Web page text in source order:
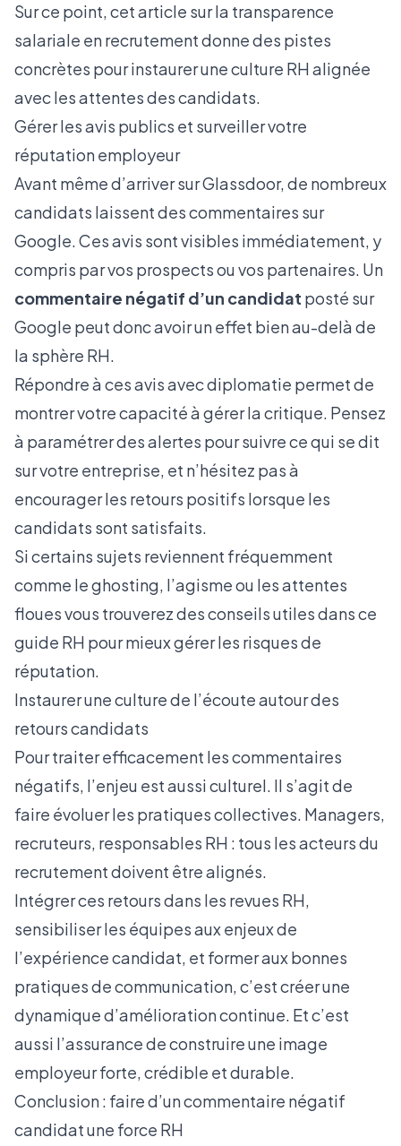
Sur ce point,cet article sur la transparence
salariale en recrutementdonne des pistes
concrètes pour instaurer une culture RH alignée
avec les attentes des candidats.
Gérer les avis publics et surveiller votre
réputation employeur
Avant même d’arriver sur Glassdoor, de nombreux
candidats laissent des commentaires sur
Google. Ces avis sont visibles immédiatement, y
compris par vos prospects ou vos partenaires. Un
commentaire négatif d’un candidat posté sur
Google peut donc avoir un effet bien au-delà de
la sphère RH.
Répondre à ces avis avec diplomatie permet de
montrer votre capacité à gérer la critique. Pensez
à paramétrer des alertes pour suivre ce qui se dit
sur votre entreprise, et n’hésitez pas à
encourager les retours positifs lorsque les
candidats sont satisfaits.
Si certains sujets reviennent fréquemment
comme le ghosting, l’agisme ou les attentes
floues vous trouverez des conseils utiles dansce
guide RH pour mieux gérer les risques de
réputation.
Instaurer une culture de l’écoute autour des
retours candidats
Pour traiter efficacement les commentaires
négatifs, l’enjeu est aussi culturel. Il s’agit de
faire évoluer les pratiques collectives. Managers,
recruteurs, responsables RH : tous les acteurs du
recrutement doivent être alignés.
Intégrer ces retours dans les revues RH,
sensibiliser les équipes aux enjeux de
l’expérience candidat, et former aux bonnes
pratiques de communication, c’est créer une
dynamique d’amélioration continue. Et c’est
aussi l’assurance de construire une image
employeur forte, crédible et durable.
Conclusion : faire d’un commentaire négatif
candidat une force RH